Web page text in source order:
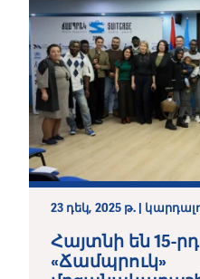
23 դեկ, 2025 թ. |
Հայտնի են 15-
«Ճամպրուկ»